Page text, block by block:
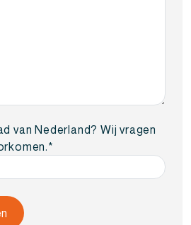
van Nederland? Wij vragen
*